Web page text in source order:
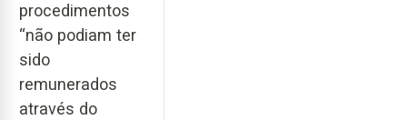
procedimentos
“não podiam ter
sido
remunerados
através do